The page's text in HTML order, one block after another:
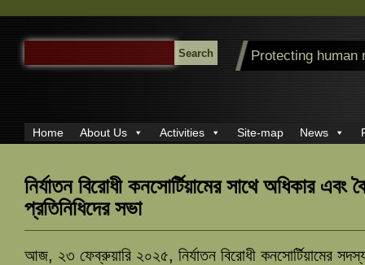
SEARCH
FOR:
Protecting human
Home About Us Activities Site-map News
নির্যাতন বিরোধী কনসোর্টিয়ামের সাথে অধিকার এবং
প্রতিনিধিদের সভা
আজ, ২৩ ফেব্রুয়ারি ২০২৫, নির্যাতন বিরোধী কনসোর্টিয়ামের